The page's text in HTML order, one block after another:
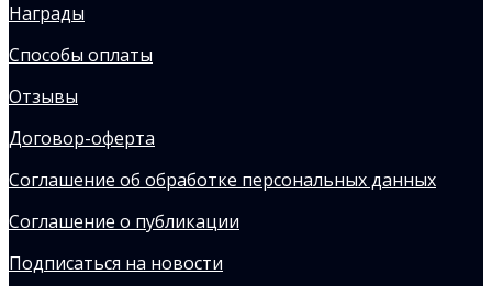
Награды
Способы оплаты
Отзывы
Договор-оферта
Соглашение об обработке персональных данных
Соглашение о публикации
Подписаться на новости